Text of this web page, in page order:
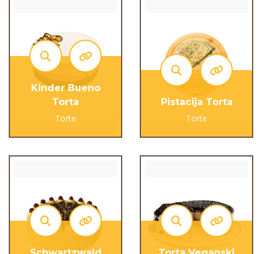
Kinder Bueno
Torta
Torte
Pistacija Torta
Torte